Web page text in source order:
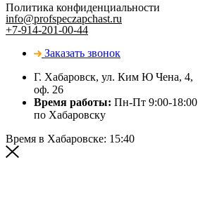
Политика конфиденциальности
info@profspeczapchast.ru
+7-914-201-00-44
Заказать звонок
Г. Хабаровск, ул. Ким Ю Чена, 4,
оф. 26
Время работы: Пн-Пт 9:00-18:00
по Хабаровску
Время в Хабаровске: 15:40